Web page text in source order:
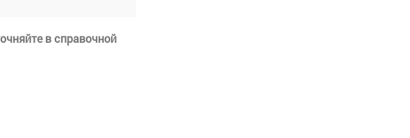
в справочной